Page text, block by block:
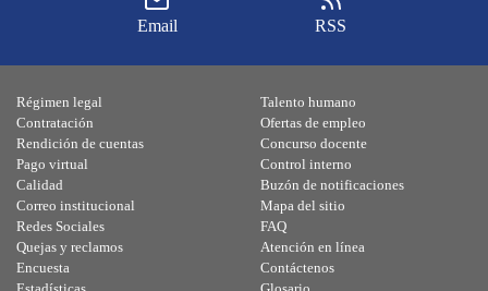
Email RSS
Régimen legal
Contratación
Rendición de cuentas
Pago virtual
Calidad
Talento humano
Ofertas de empleo
Concurso docente
Control interno
Buzón de notificaciones
Correo institucional
Redes Sociales
Quejas y reclamos
Encuesta
Mapa del sitio
FAQ
Atención en línea
Contáctenos